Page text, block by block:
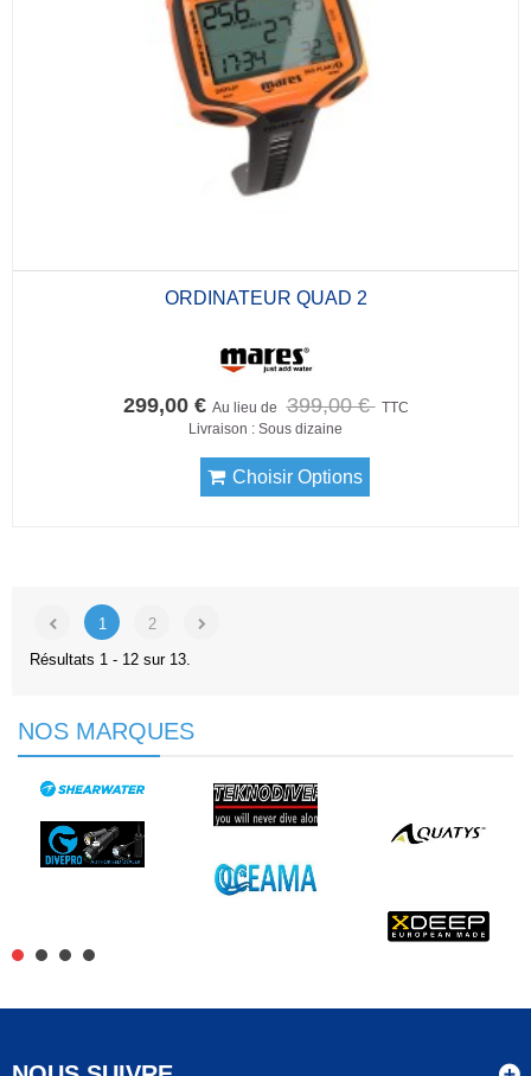
ORDINATEUR QUAD 2
299,00 € Au lieu de 399,00 € TTC
Livraison : Sous dizaine
Choisir Options
1
2
Résultats 1 - 12 sur 13.
NOS MARQUES